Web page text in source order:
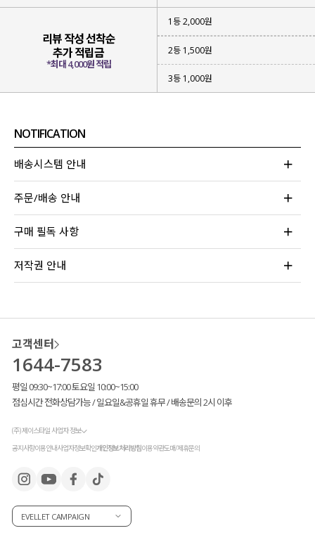
리뷰 작성 선착순
추가 적립금
*최대 4,000원 적립
1등 2,000원
2등 1,500원
3등 1,000원
NOTIFICATION
배송시스템 안내
주문/배송 안내
구매 필독 사항
저작권 안내
고객센터
1644-7583
평일 09:30~17:00 토요일 10:00~15:00
점심시간 전화상담가능 / 일요일&공휴일 휴무 / 배송문의 2시 이후
(주) 제이스타일 사업자 정보
공지사항이용안내사업자정보확인개인정보처리방침이용약관도매/제휴문의
EVELLET CAMPAIGN